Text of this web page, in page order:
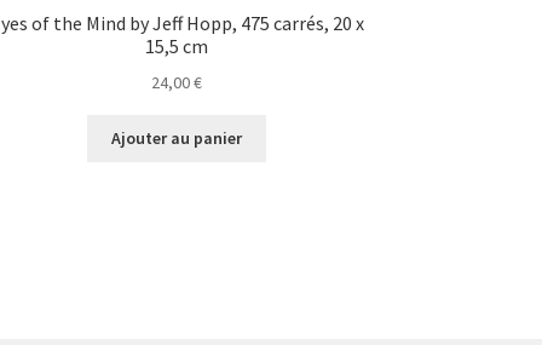
of the Mind by Jeff Hopp, 475 carrés, 20 x
15,5 cm
24,00€
Ajouter au panier